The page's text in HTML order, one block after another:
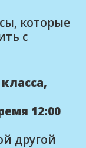
которые
с
12:00
другой